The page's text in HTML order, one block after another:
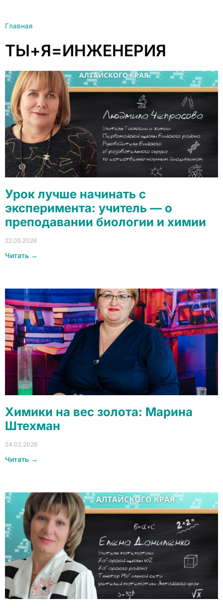
Главная
ТЫ+Я=ИНЖЕНЕРИЯ
Урок лучше начинать с
эксперимента: учитель — о
преподавании биологии и химии
22.05.2026
Читать →
Химики на вес золота: Марина
Штехман
24.02.2026
Читать →